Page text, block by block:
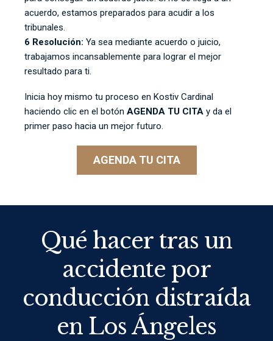
acuerdo, estamos preparados para acudir a los
tribunales.
6 Resolución: Ya sea mediante acuerdo o juicio,
trabajamos incansablemente para lograr el mejor
resultado para ti.
Inicia hoy mismo tu proceso en Kostiv Cardinal
haciendo clic en el botón AGENDA TU CITA y da el
primer paso hacia un mejor futuro.
AGENDA TU CITA
Qué hacer tras un
accidente por
conducción distraída
en Los Ángeles